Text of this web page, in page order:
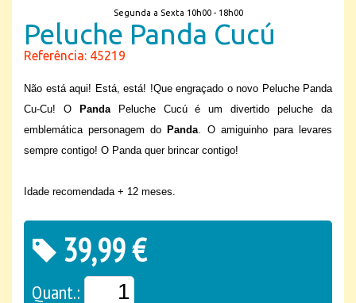
Segunda a Sexta 10h00 - 18h00
Peluche Panda Cucú
Referência: 45219
Não está aqui! Está, está! !Que engraçado o novo Peluche Panda
Cu-Cu! O PandaPeluche Cucú é um divertido peluche da
emblemática personagem do Panda. O amiguinho para levares
sempre contigo! O Panda quer brincar contigo!
Idade recomendada + 12 meses.
39,99 €
Quant.: